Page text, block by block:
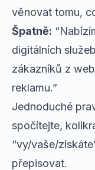
věnovat tomu,
Špatně:
digitálních
zákazníků z
reklamu.”
Jednoduché
spočítejte,
“vy/vaše/
přepisovat.